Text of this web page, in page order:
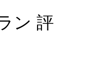
ン 評